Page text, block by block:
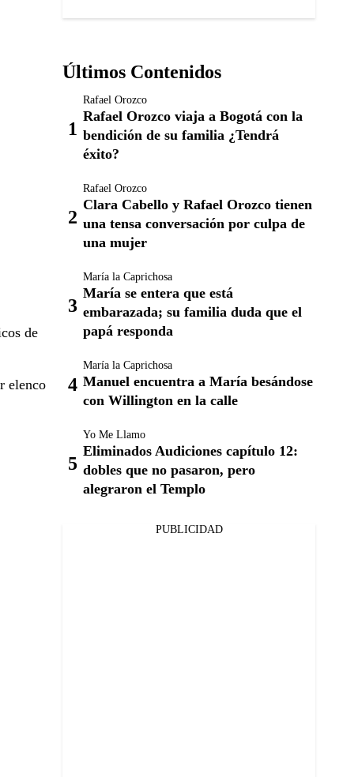
de
elenco
Últimos Contenidos
Rafael Orozco
Rafael Orozco viaja a Bogotá con la
bendición de su familia ¿Tendrá
éxito?
Rafael Orozco
Clara Cabello y Rafael Orozco tienen
una tensa conversación por culpa de
una mujer
María la Caprichosa
María se entera que está
embarazada; su familia duda que el
papá responda
María la Caprichosa
Manuel encuentra a María besándose
con Willington en la calle
Yo Me Llamo
Eliminados Audiciones capítulo 12:
dobles que no pasaron, pero
alegraron el Templo
PUBLICIDAD